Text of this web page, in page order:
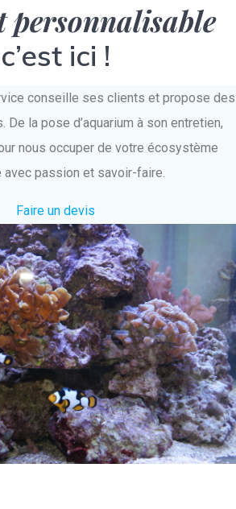
personnalisable
c’est ici !
conseille ses clients et propose des
De la pose d’aquarium à son entretien,
nous occuper de votre écosystème
avec passion et savoir-faire.
Faire un devis